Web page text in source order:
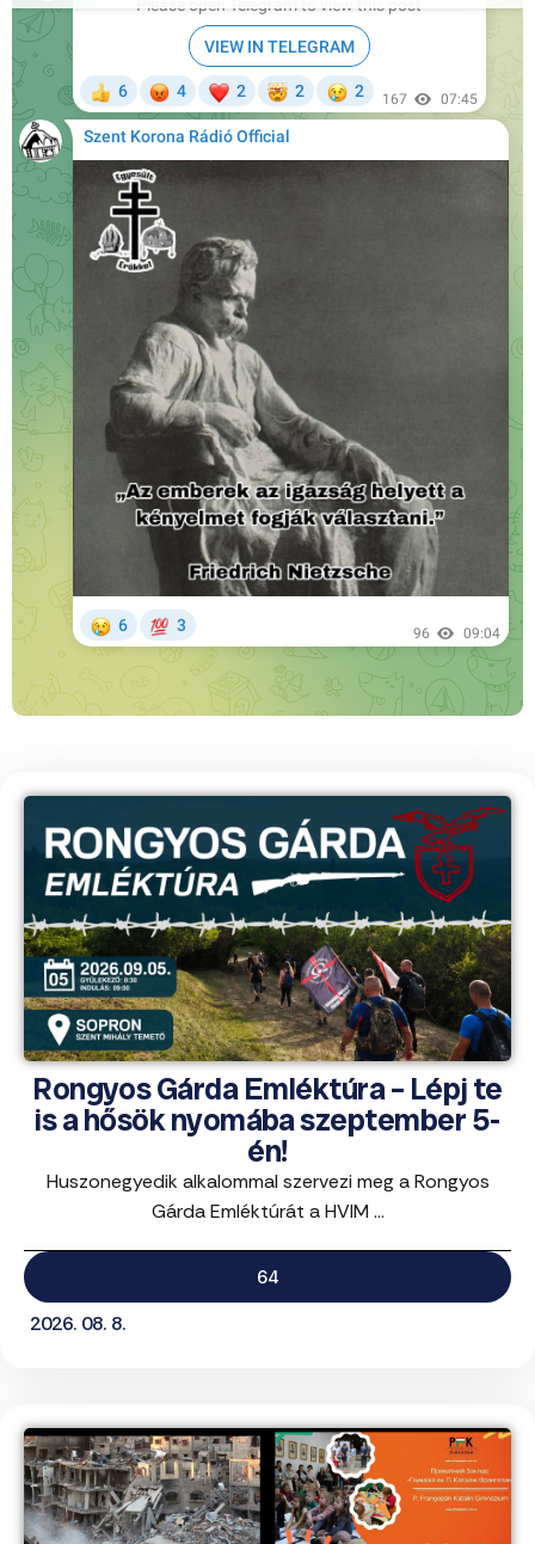
Rongyos Gárda Emléktúra – Lépj te
is a hősök nyomába szeptember 5-
én!
Huszonegyedik alkalommal szervezi meg a Rongyos
Gárda Emléktúrát a HVIM ...
64
2026. 08. 8.